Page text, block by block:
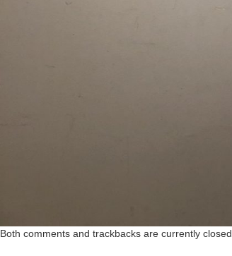
Both comments and trackbacks are currently closed.